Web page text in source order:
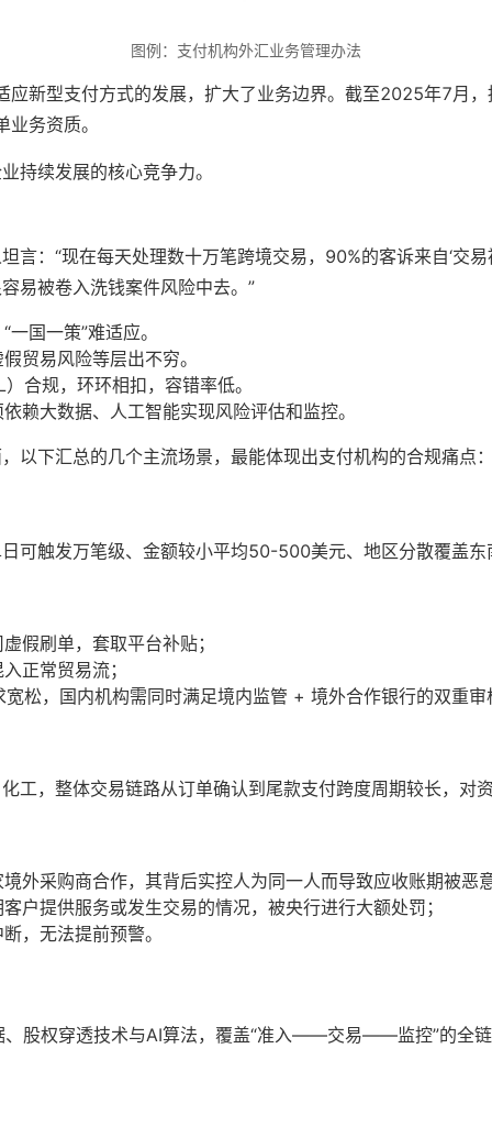
图例：支付机构外汇业务管理办法
新型支付方式的发展，扩大了业务边界。截至2025年7月
务资质。
持续发展的核心竞争力。
言：“现在每天处理数十万笔跨境交易，90%的客诉来自‘交
易被卷入洗钱案件风险中去。”
国一策”难适应。
贸易风险等层出不穷。
合规，环环相扣，容错率低。
赖大数据、人工智能实现风险评估和监控。
以下汇总的几个主流场景，最能体现出支付机构的合规痛点
可触发万笔级、金额较小平均50-500美元、地区分散覆盖
假刷单，套取平台补贴；
正常贸易流；
松，国内机构需同时满足境内监管 + 境外合作银行的双重审
工，整体交易链路从订单确认到尾款支付跨度周期较长，对
外采购商合作，其背后实控人为同一人而导致应收账期被恶
户提供服务或发生交易的情况，被央行进行大额处罚；
，无法提前预警。
股权穿透技术与AI算法，覆盖“准入——交易——监控”的全